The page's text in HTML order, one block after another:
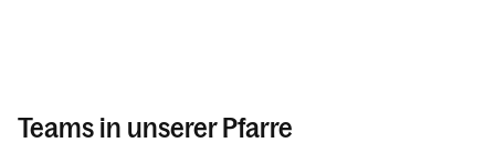
Teams in unserer Pfarre